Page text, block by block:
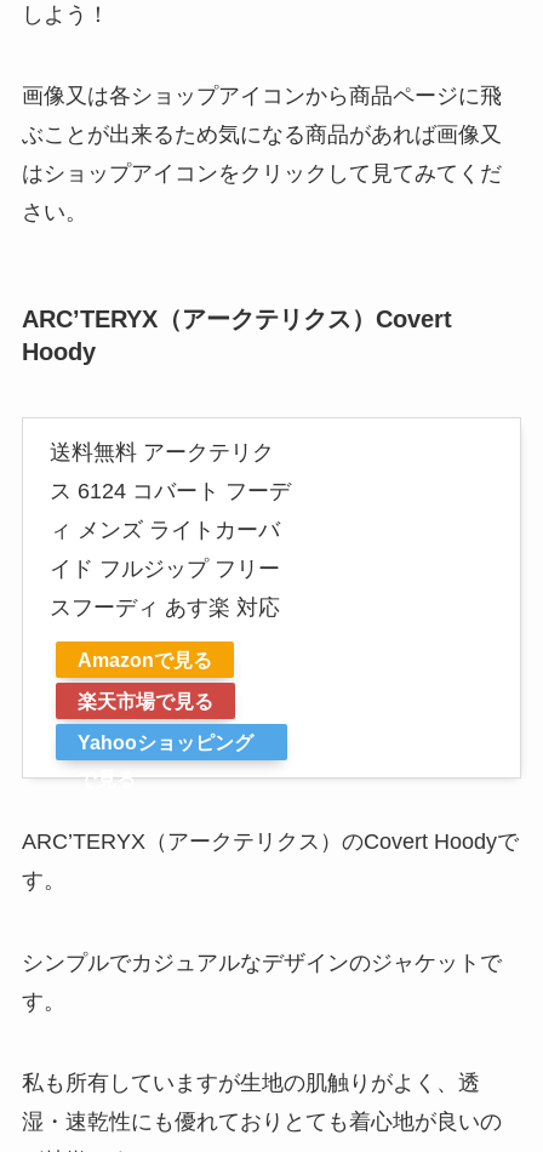
しよう！
画像又は各ショップアイコンから商品ページに飛
ぶことが出来るため気になる商品があれば画像又
はショップアイコンをクリックして見てみてくだ
さい。
ARC’TERYX（アークテリクス）Covert
Hoody
送料無料 アークテリク
ス 6124 コバート フーデ
ィ メンズ ライトカーバ
イド フルジップ フリー
スフーディ あす楽 対応
Amazonで見る
楽天市場で見る
Yahooショッピング
で見る
ARC’TERYX（アークテリクス）のCovert Hoodyで
す。
シンプルでカジュアルなデザインのジャケットで
す。
私も所有していますが生地の肌触りがよく、透
湿・速乾性にも優れておりとても着心地が良いの